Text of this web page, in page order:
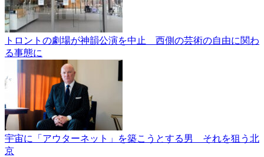
トロントの劇場が神韻公演を中止 西側の芸術の自由に関わ
る事態に
宇宙に「アウターネット」を築こうとする男 それを狙う北
京